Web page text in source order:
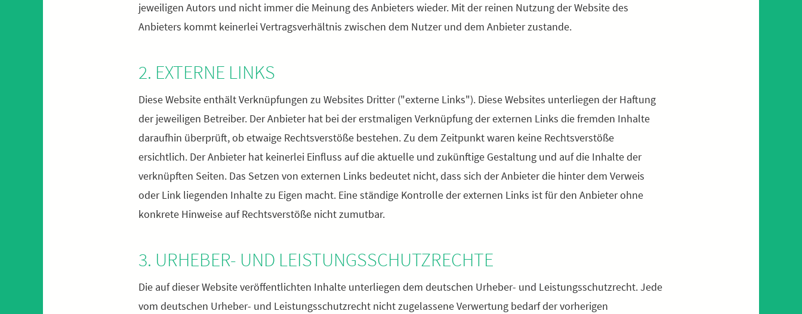
jeweiligen Autors und nicht immer die Meinung des Anbieters wieder. Mit der reinen Nutzung der Website des
Anbieters kommt keinerlei Vertragsverhältnis zwischen dem Nutzer und dem Anbieter zustande.
2. EXTERNE LINKS
Diese Website enthält Verknüpfungen zu Websites Dritter ("externe Links"). Diese Websites unterliegen der Haftung
der jeweiligen Betreiber. Der Anbieter hat bei der erstmaligen Verknüpfung der externen Links die fremden Inhalte
daraufhin überprüft, ob etwaige Rechtsverstöße bestehen. Zu dem Zeitpunkt waren keine Rechtsverstöße
ersichtlich. Der Anbieter hat keinerlei Einfluss auf die aktuelle und zukünftige Gestaltung und auf die Inhalte der
verknüpften Seiten. Das Setzen von externen Links bedeutet nicht, dass sich der Anbieter die hinter dem Verweis
oder Link liegenden Inhalte zu Eigen macht. Eine ständige Kontrolle der externen Links ist für den Anbieter ohne
konkrete Hinweise auf Rechtsverstöße nicht zumutbar.
3. URHEBER- UND LEISTUNGSSCHUTZRECHTE
Die auf dieser Website veröffentlichten Inhalte unterliegen dem deutschen Urheber- und Leistungsschutzrecht. Jede
vom deutschen Urheber- und Leistungsschutzrecht nicht zugelassene Verwertung bedarf der vorherigen